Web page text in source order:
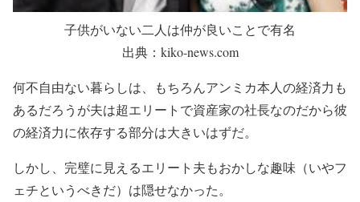
子供がいない二人は仲が良いことで有名
出典：kiko-news.com
何不自由ない暮らしは、もちろんアンミカ本人の経済力も
あるだろうが夫は超エリートで資産家の社長なのだから彼
の経済力に依存する部分は大きいはずだ。
しかし、完璧に見えるエリート夫もおかしな趣味（いやフ
ェチというべきだ）は隠せなかった。